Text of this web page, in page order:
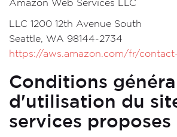
Amazon Web Services LLC
LLC 1200 12th Avenue South
Seattle, WA 98144-2734
https://aws.amazon.com/fr/
Conditions
d'utilisation du
services proposes